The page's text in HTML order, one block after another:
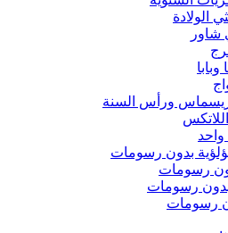
الولادة
شاور
ورأس السنة
واحد
بدون رسومات
رسومات
رسومات
رسومات